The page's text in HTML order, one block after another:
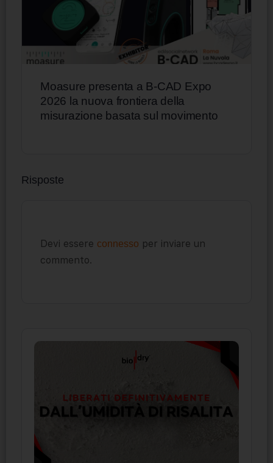
Moasure presenta a B-CAD Expo
2026 la nuova frontiera della
misurazione basata sul movimento
Risposte
Devi essere connesso per inviare un
commento.